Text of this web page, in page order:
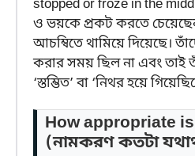
stopped or froze in the
ও ভয়কে প্রকট করতে
আচম্বিতে থামিয়ে দিয়েছে।
করার সময় ছিল না এবং তাই
‘স্তম্ভিত’ বা ‘নিথর হয়ে
How appropriate
(নামকরণ কতটা